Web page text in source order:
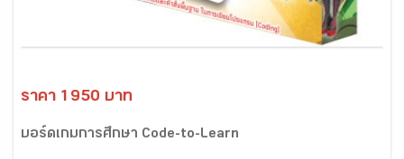
ราคา 1950 บาท
บอร์ดเกมการศึกษา Code-to-Learn